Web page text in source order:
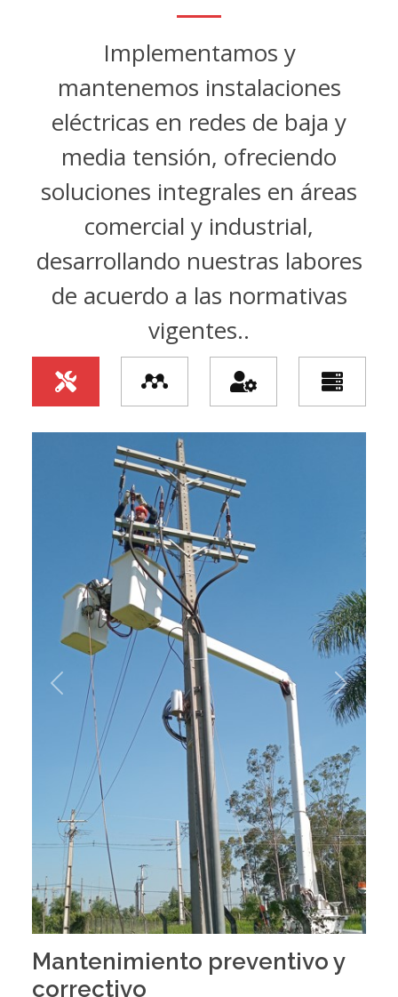
Implementamos y
mantenemos instalaciones
eléctricas en redes de baja y
media tensión, ofreciendo
soluciones integrales en áreas
comercial y industrial,
desarrollando nuestras labores
de acuerdo a las normativas
vigentes..
Mantenimiento preventivo y
correctivo
Previous Next